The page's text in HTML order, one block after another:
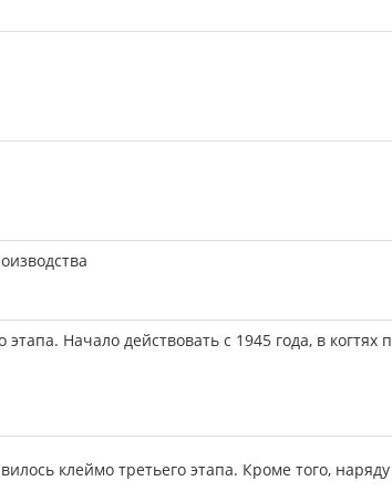
Начало действовать с 1945 года, в когтях
клеймо третьего этапа. Кроме того,